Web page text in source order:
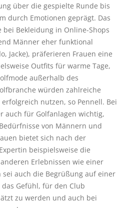
über die gespielte Runde bis
durch Emotionen geprägt. Das
bei Bekleidung in Online-Shops
Männer eher funktional
Jacke), präferieren Frauen eine
Outfits für warme Tage,
außerhalb des
würden zahlreiche
nutzen, so Pennell. Bei
auch für Golfanlagen wichtig,
von Männern und
bietet sich nach der
beispielsweise die
Erlebnissen wie einer
sei auch die Begrüßung auf einer
Gefühl, für den Club
zu werden und auch bei